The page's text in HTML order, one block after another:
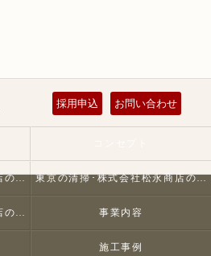
採用申込 お問い合わせ
東京の清掃･株式会社松永商店の口コミ情報 東京の清掃･株式会社松永商店の評判
東京の清掃･株式会社松永商店のお客様の声 事業内容
施工事例